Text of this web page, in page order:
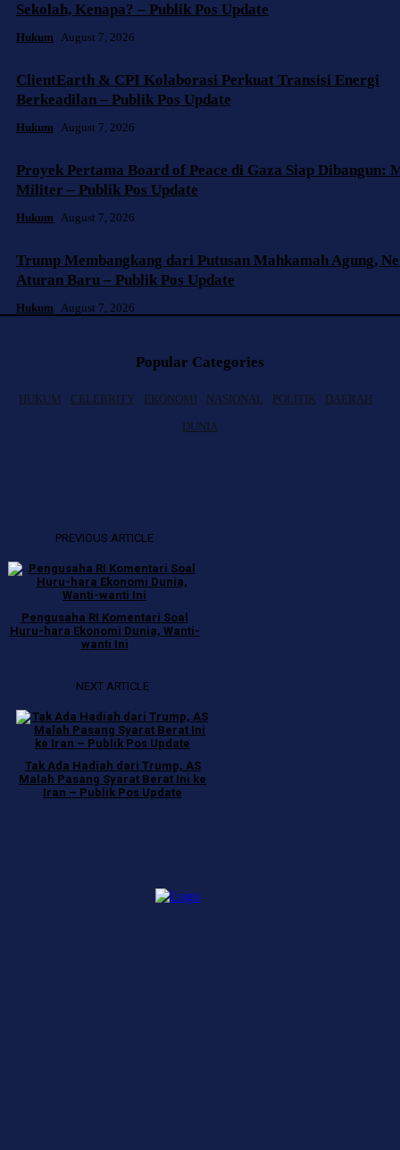
Sekolah, Kenapa? – Publik Pos Update
Hukum August 7, 2026
ClientEarth & CPI Kolaborasi Perkuat Transisi Energi
Berkeadilan – Publik Pos Update
Hukum August 7, 2026
Proyek Pertama Board of Peace di Gaza Siap Dibangun:
Militer – Publik Pos Update
Hukum August 7, 2026
Trump Membangkang dari Putusan Mahkamah Agung,
Aturan Baru – Publik Pos Update
Hukum August 7, 2026
Popular Categories
HUKUM CELEBRITY EKONOMI NASIONAL POLITIK DAERAH
DUNIA
PREVIOUS ARTICLE
Pengusaha RI Komentari Soal
Huru-hara Ekonomi Dunia, Wanti-
wanti Ini
NEXT ARTICLE
Tak Ada Hadiah dari Trump, AS
Malah Pasang Syarat Berat Ini ke
Iran – Publik Pos Update